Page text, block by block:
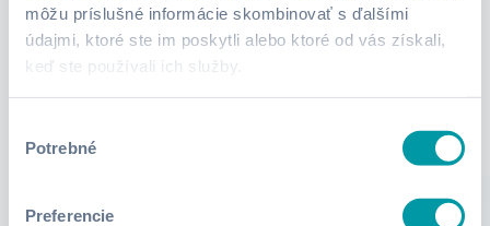
môžu príslušné informácie skombinovať s ďalšími
údajmi, ktoré ste im poskytli alebo ktoré od vás získali,
keď ste používali ich služby.
súhlasu
Potrebné
Preferencie
Lektor zatiaľ nepridali žiadne informácie.